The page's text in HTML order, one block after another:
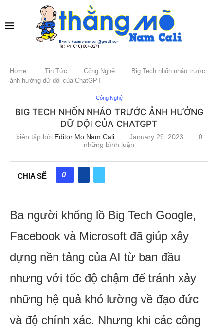
Home Tin Tức Công Nghệ
Big Tech nhốn nháo trước
ảnh hưởng dữ dội của ChatGPT
Công Nghệ
BIG TECH NHỐN NHÁO TRƯỚC ẢNH HƯỞNG
DỮ DỘI CỦA CHATGPT
biên tập bởi Editor Mo Nam Cali January 29, 2023
0
những bình luận
CHIA SẼ 0
Ba người khổng lồ Big Tech Google,
Facebook và Microsoft đã giúp xây
dựng nền tảng của AI từ ban đầu
nhưng với tốc độ chậm để tránh xảy
những hệ quả khó lường về đạo đức
và độ chính xác. Nhưng khi các công